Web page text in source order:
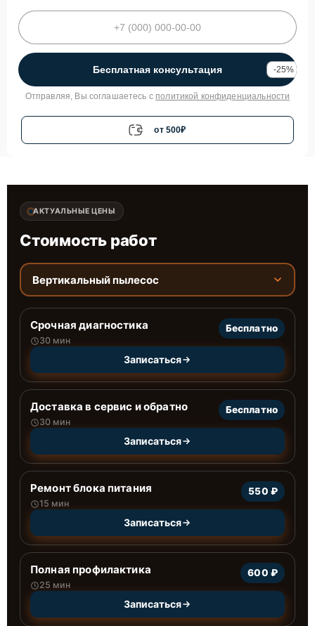
Бесплатная консультация -25%
Отправляя, Вы соглашаетесь с политикой конфиденциальности
от 500₽
АКТУАЛЬНЫЕ ЦЕНЫ
Стоимость работ
Вертикальный пылесос
Срочная диагностика
30 мин
Бесплатно
Записаться
Доставка в сервис и обратно
30 мин
Бесплатно
Записаться
Ремонт блока питания
15 мин
550 ₽
Записаться
Полная профилактика
25 мин
600 ₽
Записаться